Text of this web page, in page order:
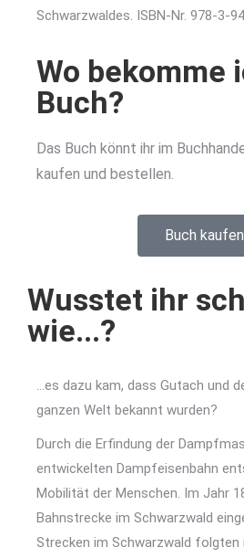
Schwarzwaldes. ISBN-Nr. 978-3-
Wo bekomme
Buch?
Das Buch könnt ihr im
kaufen und bestellen.
Buch kaufen
Wusstet ihr
wie...?
…es dazu kam, dass Gutach und
ganzen Welt bekannt wurden?
Durch die Erfindung der
entwickelten Dampfeisenbahn
Mobilität der Menschen. Im Jahr
Bahnstrecke im Schwarzwald
Strecken im Schwarzwald folgten